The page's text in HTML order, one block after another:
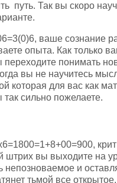
путь. Так вы скоро
ваше сознание
опыта. Как только
переходите понимать
вы не научитесь
которая для вас как
так сильно пожелаете.
штрих вы выходите на
и
тьмой все